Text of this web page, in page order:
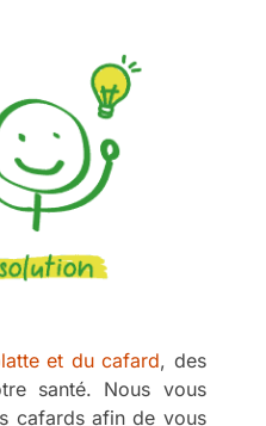
et du cafard, des
santé. Nous vous
cafards afin de vous